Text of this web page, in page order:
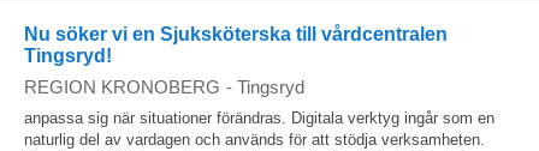
Nu söker vi en Sjuksköterska till vårdcentralen
Tingsryd!
REGION KRONOBERG - Tingsryd
anpassa sig när situationer förändras. Digitala verktyg ingår som en
naturlig del av vardagen och används för att stödja verksamheten.